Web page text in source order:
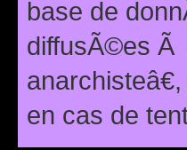
base de
diffusÃ©es Ã
en cas de